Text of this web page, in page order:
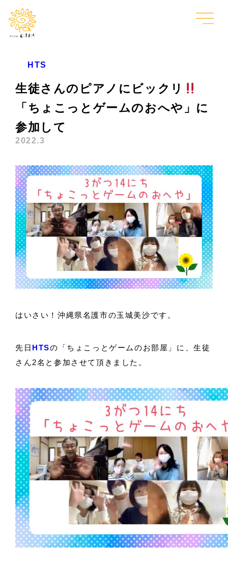
HTS
生徒さんのピアノにビックリ
「ちょこっとゲームのおへや」に
参加して
2022.3
はいさい！沖縄県名護市の玉城美沙です。
先日 HTSの「ちょこっとゲームのお部屋」に、生徒
さん2名と参加させて頂きました。